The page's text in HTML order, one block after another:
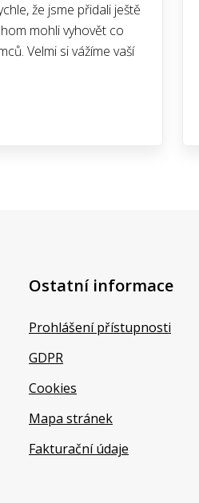
že jsme přidali ještě
mohli vyhovět co
Velmi si vážíme vaší
Ostatní informace
Prohlášení přístupnosti
GDPR
Cookies
Mapa stránek
Fakturační údaje